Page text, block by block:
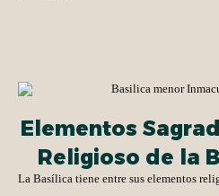
Elementos
Religioso de la
La Basílica tiene entre sus elementos